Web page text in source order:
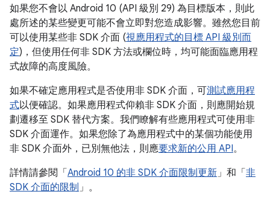
如果您不會以 Android 10 (API 級別 29) 為目標版本，則此
處所述的某些變更可能不會立即對您造成影響。雖然您目前
可以使用某些非 SDK 介面 (視應用程式的目標 API 級別而
定)，但使用任何非 SDK 方法或欄位時，均可能面臨應用程
式故障的高度風險。
如果不確定應用程式是否使用非 SDK 介面，可測試應用程
式以便確認。如果應用程式仰賴非 SDK 介面，則應開始規
劃遷移至 SDK 替代方案。我們瞭解有些應用程式可使用非
SDK 介面運作。如果您除了為應用程式中的某個功能使用
非 SDK 介面外，已別無他法，則應要求新的公用 API。
詳情請參閱「 Android 10 的非 SDK 介面限制更新」和「 非
SDK 介面的限制 」。